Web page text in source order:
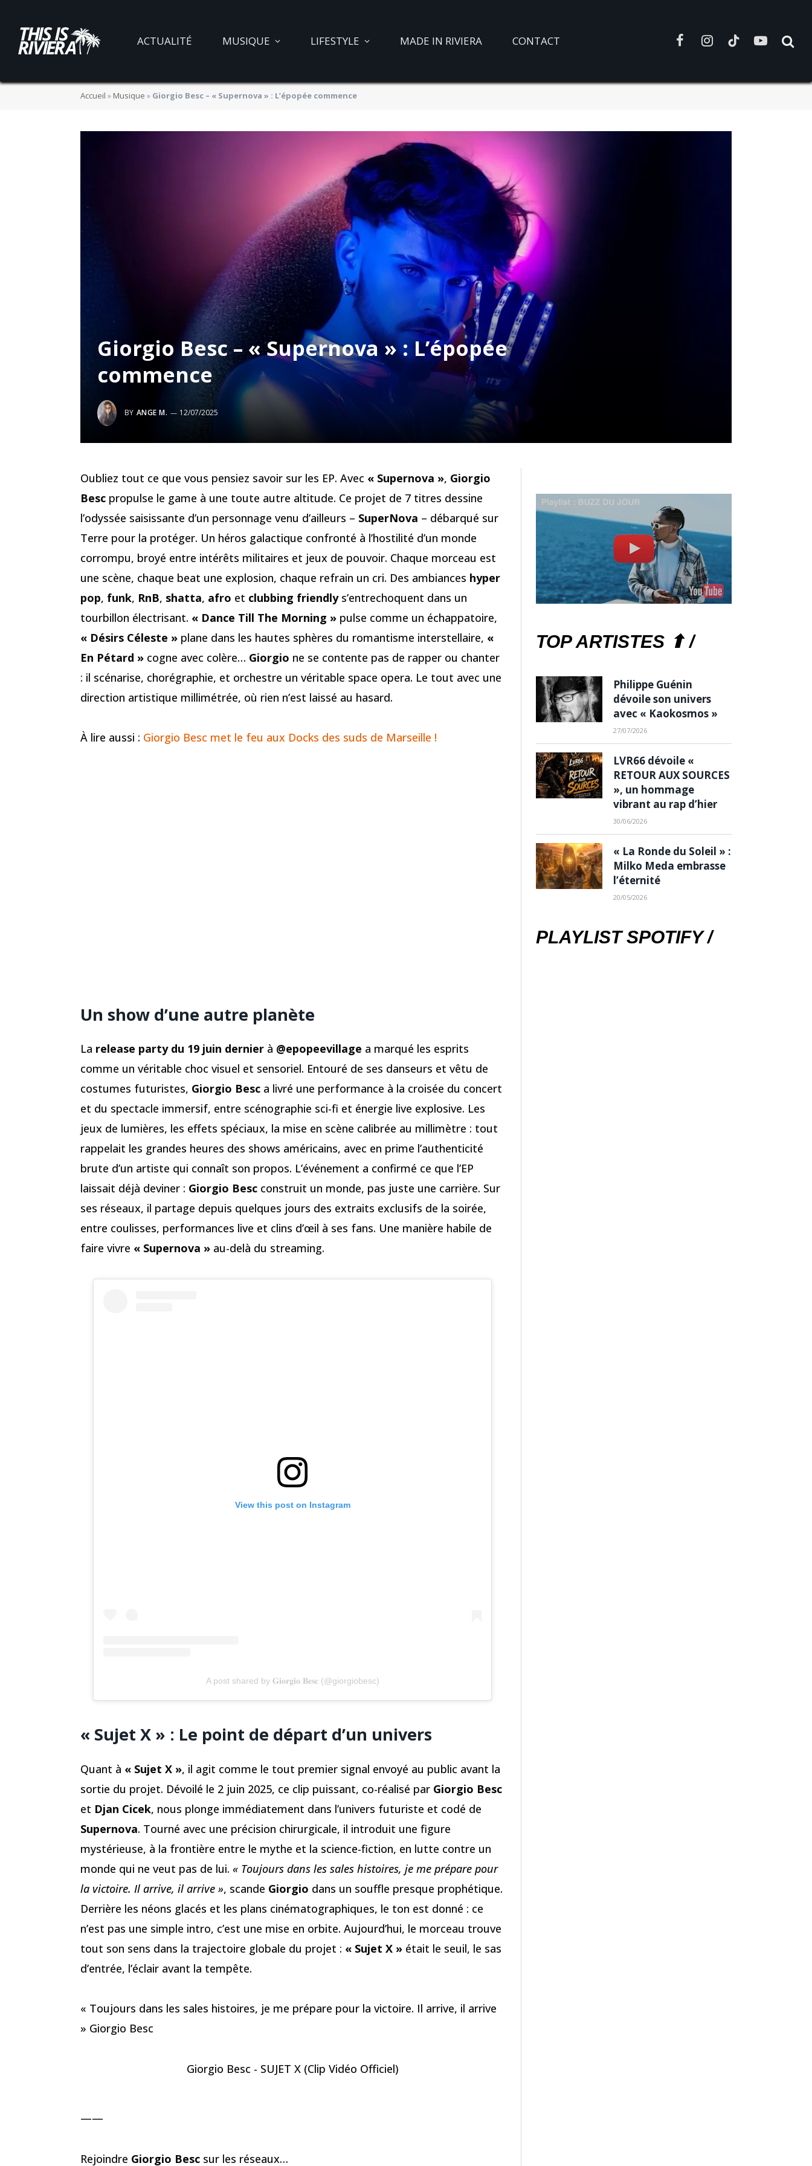
ACTUALITÉ MUSIQUE LIFESTYLE MADE IN RIVIERA CONTACT FacebookInstagramTikTokYouTube
Accueil » Musique » Giorgio Besc – « Supernova » : L’épopée commence
Giorgio Besc – « Supernova » : L’épopée
commence
BY ANGE M. 12/07/2025
Oubliez tout ce que vous pensiez savoir sur les EP. Avec « Supernova », Giorgio
Besc propulse le game à une toute autre altitude. Ce projet de 7 titres dessine
l’odyssée saisissante d’un personnage venu d’ailleurs – SuperNova – débarqué sur
Terre pour la protéger. Un héros galactique confronté à l’hostilité d’un monde
corrompu, broyé entre intérêts militaires et jeux de pouvoir. Chaque morceau est
une scène, chaque beat une explosion, chaque refrain un cri. Des ambiances hyper
pop, funk, RnB, shatta, afro et clubbing friendlys’entrechoquent dans un
tourbillon électrisant. « Dance Till The Morning » pulse comme un échappatoire,
« Désirs Céleste » plane dans les hautes sphères du romantisme interstellaire, «
En Pétard » cogne avec colère… Giorgio ne se contente pas de rapper ou chanter
: il scénarise, chorégraphie, et orchestre un véritable space opera. Le tout avec une
direction artistique millimétrée, où rien n’est laissé au hasard.
À lire aussi : Giorgio Besc met le feu aux Docks des suds de Marseille !
Un show d’une autre planète
La release party du 19 juin dernier à @epopeevillage a marqué les esprits
comme un véritable choc visuel et sensoriel. Entouré de ses danseurs et vêtu de
costumes futuristes, Giorgio Besc a livré une performance à la croisée du concert
et du spectacle immersif, entre scénographie sci-fi et énergie live explosive. Les
jeux de lumières, les effets spéciaux, la mise en scène calibrée au millimètre : tout
rappelait les grandes heures des shows américains, avec en prime l’authenticité
brute d’un artiste qui connaît son propos. L’événement a confirmé ce que l’EP
laissait déjà deviner : Giorgio Besc construit un monde, pas juste une carrière. Sur
ses réseaux, il partage depuis quelques jours des extraits exclusifs de la soirée,
entre coulisses, performances live et clins d’œil à ses fans. Une manière habile de
faire vivre « Supernova » au-delà du streaming.
View this post on Instagram
A post shared by 𝐆𝐢𝐨𝐫𝐠𝐢𝐨 𝐁𝐞𝐬𝐜 (@giorgiobesc)
« Sujet X » : Le point de départ d’un univers
Quant à « Sujet X », il agit comme le tout premier signal envoyé au public avant la
sortie du projet. Dévoilé le 2 juin 2025, ce clip puissant, co-réalisé par Giorgio Besc
et Djan Cicek, nous plonge immédiatement dans l’univers futuriste et codé de
Supernova. Tourné avec une précision chirurgicale, il introduit une figure
mystérieuse, à la frontière entre le mythe et la science-fiction, en lutte contre un
monde qui ne veut pas de lui. « Toujours dans les sales histoires, je me prépare pour
la victoire. Il arrive, il arrive », scande Giorgio dans un souffle presque prophétique.
Derrière les néons glacés et les plans cinématographiques, le ton est donné : ce
n’est pas une simple intro, c’est une mise en orbite. Aujourd’hui, le morceau trouve
tout son sens dans la trajectoire globale du projet : « Sujet X » était le seuil, le sas
d’entrée, l’éclair avant la tempête.
« Toujours dans les sales histoires, je me prépare pour la victoire. Il arrive, il arrive
» Giorgio Besc
Giorgio Besc - SUJET X (Clip Vidéo Officiel)
——
Rejoindre Giorgio Besc sur les réseaux…
TOP ARTISTES ⬆ /
Philippe Guénin
dévoile son univers
avec « Kaokosmos »
27/07/2026
LVR66 dévoile «
RETOUR AUX SOURCES
», un hommage
vibrant au rap d’hier
30/06/2026
« La Ronde du Soleil » :
Milko Meda embrasse
l’éternité
20/05/2026
PLAYLIST SPOTIFY /